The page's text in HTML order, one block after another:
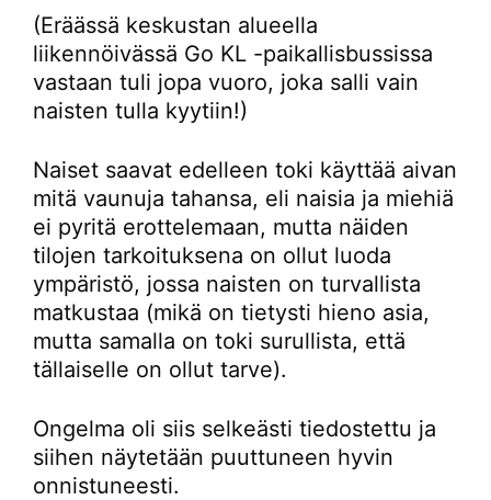
(Eräässä keskustan alueella
liikennöivässä Go KL -paikallisbussissa
vastaan tuli jopa vuoro, joka salli vain
naisten tulla kyytiin!)
Naiset saavat edelleen toki käyttää aivan
mitä vaunuja tahansa, eli naisia ja miehiä
ei pyritä erottelemaan, mutta näiden
tilojen tarkoituksena on ollut luoda
ympäristö, jossa naisten on turvallista
matkustaa (mikä on tietysti hieno asia,
mutta samalla on toki surullista, että
tällaiselle on ollut tarve).
Ongelma oli siis selkeästi tiedostettu ja
siihen näytetään puuttuneen hyvin
onnistuneesti.